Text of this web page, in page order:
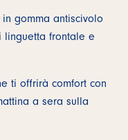
gomma antiscivolo
frontale e
ti offrirà comfort con
a sera sulla